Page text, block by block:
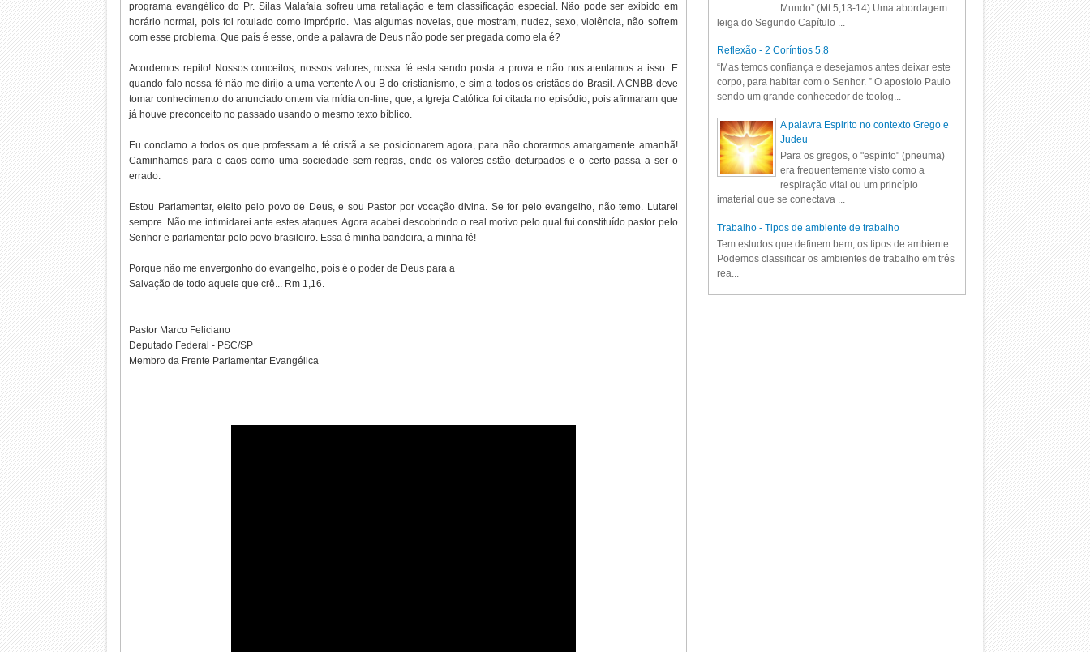
programa evangélico do Pr. Silas Malafaia sofreu uma retaliação e tem classificação especial. Não pode ser exibido em
horário normal, pois foi rotulado como impróprio. Mas algumas novelas, que mostram, nudez, sexo, violência, não sofrem
com esse problema. Que país é esse, onde a palavra de Deus não pode ser pregada como ela é?
Acordemos repito! Nossos conceitos, nossos valores, nossa fé esta sendo posta a prova e não nos atentamos a isso. E
quando falo nossa fé não me dirijo a uma vertente A ou B do cristianismo, e sim a todos os cristãos do Brasil. A CNBB deve
tomar conhecimento do anunciado ontem via mídia on-line, que, a Igreja Católica foi citada no episódio, pois afirmaram que
já houve preconceito no passado usando o mesmo texto bíblico.
Eu conclamo a todos os que professam a fé cristã a se posicionarem agora, para não chorarmos amargamente amanhã!
Caminhamos para o caos como uma sociedade sem regras, onde os valores estão deturpados e o certo passa a ser o
errado.
Estou Parlamentar, eleito pelo povo de Deus, e sou Pastor por vocação divina. Se for pelo evangelho, não temo. Lutarei
sempre. Não me intimidarei ante estes ataques. Agora acabei descobrindo o real motivo pelo qual fui constituído pastor pelo
Senhor e parlamentar pelo povo brasileiro. Essa é minha bandeira, a minha fé!
Porque não me envergonho do evangelho, pois é o poder de Deus para a
Salvação de todo aquele que crê... Rm 1,16.
Pastor Marco Feliciano
Deputado Federal - PSC/SP
Membro da Frente Parlamentar Evangélica
Mundo” (Mt 5,13-14) Uma abordagem
leiga do Segundo Capítulo ...
Reflexão - 2 Coríntios 5,8
“Mas temos confiança e desejamos antes deixar este
corpo, para habitar com o Senhor. ” O apostolo Paulo
sendo um grande conhecedor de teolog...
A palavra Espirito no contexto Grego e
Judeu
Para os gregos, o "espírito" (pneuma)
era frequentemente visto como a
respiração vital ou um princípio
imaterial que se conectava ...
Trabalho - Tipos de ambiente de trabalho
Tem estudos que definem bem, os tipos de ambiente.
Podemos classificar os ambientes de trabalho em três
rea...